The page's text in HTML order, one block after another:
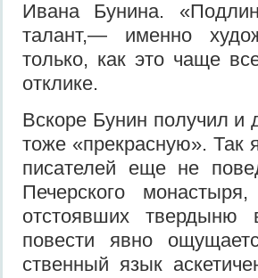
Ивана Бунина.
талант,— именно
только, как это чаще
отклике.
Вскоре Бунин получил и
тоже «прекрасную». Так
писателей еще не
Печерского
отстоявших
повести явно
ственный язык